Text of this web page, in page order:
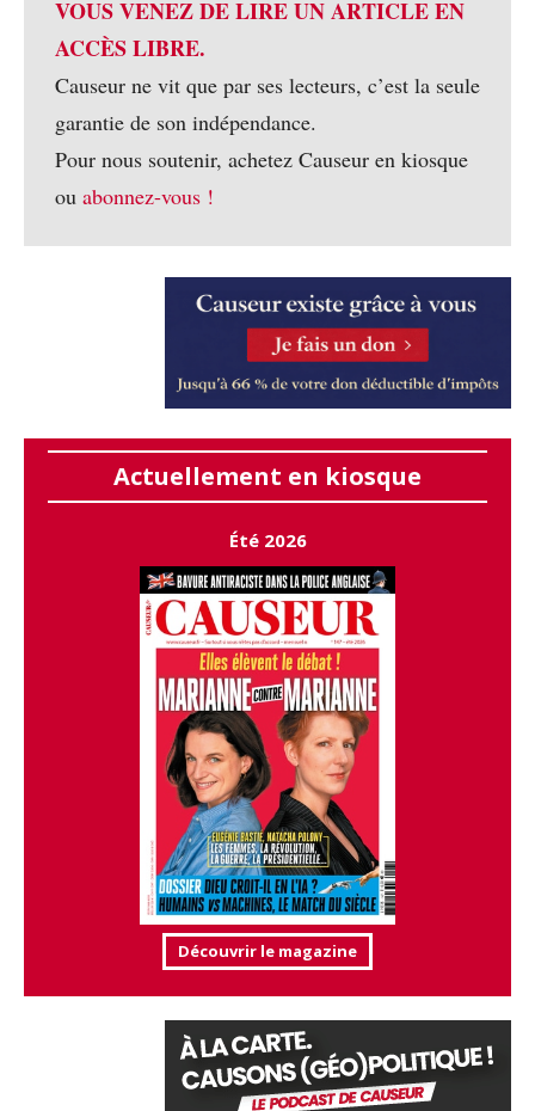
VOUS VENEZ DE LIRE UN ARTICLE EN
ACCÈS LIBRE.
Causeur ne vit que par ses lecteurs, c’est la seule
garantie de son indépendance.
Pour nous soutenir, achetez Causeur en kiosque
ou abonnez-vous !
Actuellement en kiosque
Été 2026
Découvrir le magazine